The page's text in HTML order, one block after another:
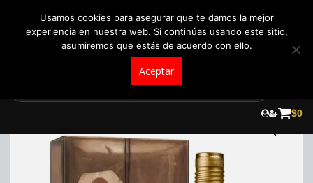
$0
Usamos cookies para asegurar que te damos la mejor
experiencia en nuestra web. Si continúas usando este sitio,
asumiremos que estás de acuerdo con ello.
Aceptar